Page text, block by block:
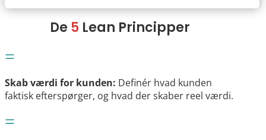
De 5 Lean Principper
=
Skab værdi for kunden: Definér hvad kunden
faktisk efterspørger, og hvad der skaber reel værdi.
=